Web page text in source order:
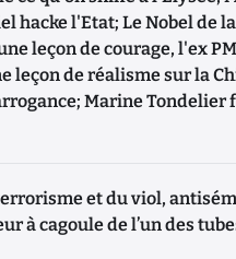
hacke l'Etat; Le Nobel de
leçon de courage, l'ex PM
leçon de réalisme sur la
Marine Tondelier
et du viol,
à cagoule de l’un des